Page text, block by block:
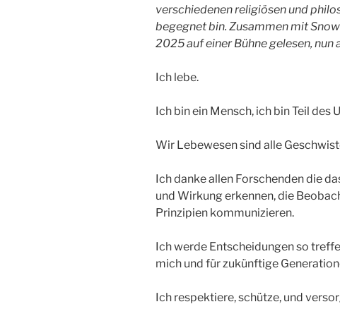
verschiedenen religiösen und
begegnet bin. Zusammen mit
2025 auf einer Bühne gelesen, nun
Ich lebe.
Ich bin ein Mensch, ich bin Teil des
Wir Lebewesen sind alle
Ich danke allen Forschenden die
und Wirkung erkennen, die
Prinzipien kommunizieren.
Ich werde Entscheidungen so
mich und für zukünftige
Ich respektiere, schütze, und